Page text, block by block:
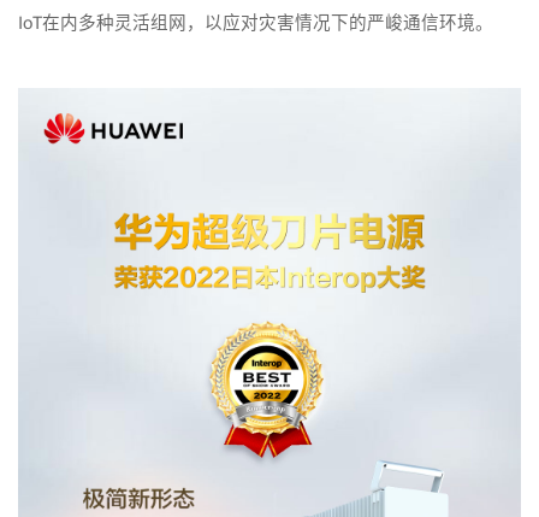
IoT在内多种灵活组网，以应对灾害情况下的严峻通信环境。